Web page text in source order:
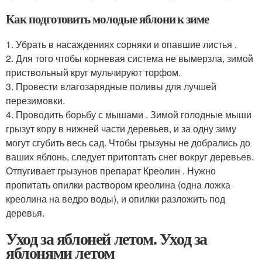
Как подготовить молодые яблони к зиме
1. Убрать в насаждениях сорняки и опавшие листья .
2. Для того чтобы корневая система не вымерзла, зимой
приствольный круг мульчируют торфом.
3. Провести влагозарядные поливы для лучшей
перезимовки.
4. Проводить борьбу с мышами . Зимой голодные мыши
грызут кору в нижней части деревьев, и за одну зиму
могут сгубить весь сад. Чтобы грызуны не добрались до
ваших яблонь, следует притоптать снег вокруг деревьев.
Отпугивает грызунов препарат Креолин . Нужно
пропитать опилки раствором креолина (одна ложка
креолина на ведро воды), и опилки разложить под
деревья.
Уход за яблоней летом. Уход за
яблонями летом